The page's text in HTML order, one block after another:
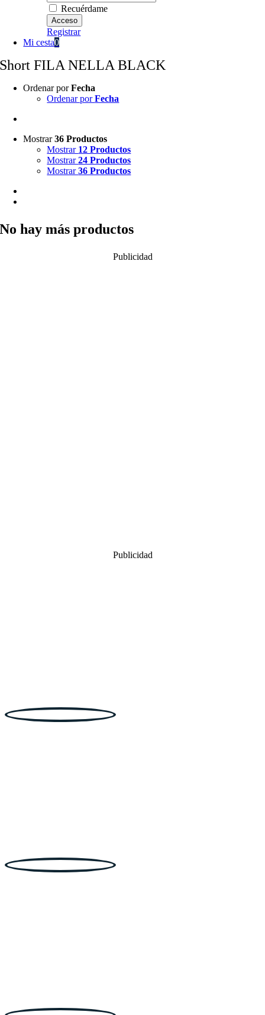
Recuérdame
Registrar
Mi cesta0
Short FILA NELLA BLACK
Ordenar porFecha
Ordenar porFecha
Mostrar36 Productos
Mostrar 12 Productos
Mostrar24 Productos
Mostrar36 Productos
No hay más productos
Publicidad
Publicidad